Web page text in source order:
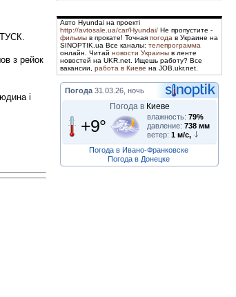
з рейок
і
Авто Hyundai на проекті
http://avtosale.ua/car/Hyundai/ Не пропустите -
фильмы в прокате! Точная погода в Украине на
SINOPTIK.ua Все каналы: телепрограмма
онлайн. Читай новости Украины в ленте
новостей на UKR.net. Ищешь работу? Все
вакансии, работа в Киеве на JOB.ukr.net.
Погода 31.03.26, ночь
Погода в Киеве
+9° влажность: 79%
давление: 738 мм
ветер: 1 м/с,
Погода в Ивано-Франковске
Погода в Донецке